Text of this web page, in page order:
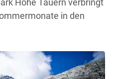
in den